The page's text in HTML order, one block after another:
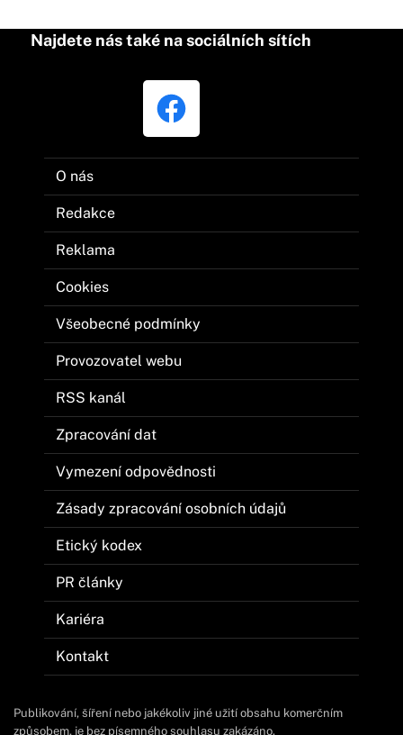
Najdete nás také na sociálních sítích
O nás
Redakce
Reklama
Cookies
Všeobecné podmínky
Provozovatel webu
RSS kanál
Zpracování dat
Vymezení odpovědnosti
Zásady zpracování osobních údajů
Etický kodex
PR články
Kariéra
Kontakt
Publikování, šíření nebo jakékoliv jiné užití obsahu komerčním
způsobem, je bez písemného souhlasu zakázáno.